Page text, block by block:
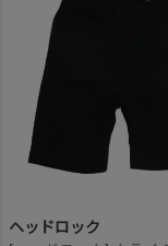
ヘッドロック